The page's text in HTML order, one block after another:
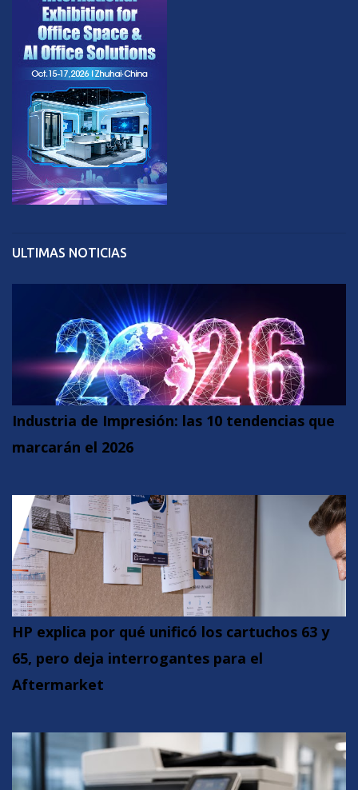
ULTIMAS NOTICIAS
Industria de Impresión: las 10 tendencias que
marcarán el 2026
HP explica por qué unificó los cartuchos 63 y
65, pero deja interrogantes para el
Aftermarket